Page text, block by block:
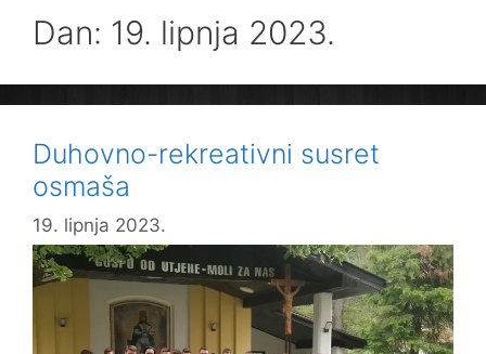
Dan: 19. lipnja 2023.
Duhovno-rekreativni susret
osmaša
19. lipnja 2023.